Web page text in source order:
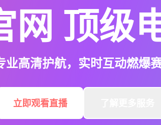
网 顶级
业高清护航，实时互动燃爆
立即观看直播